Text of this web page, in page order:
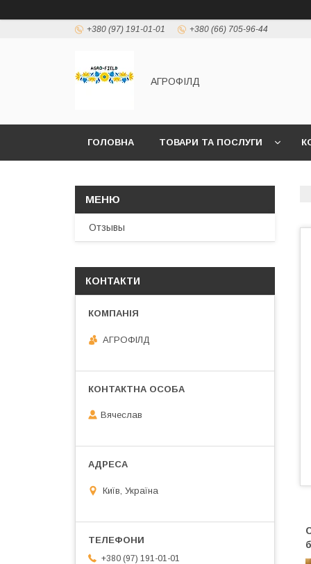
+380 (97) 191-01-01 +380 (66) 705-96-44
АГРОФІЛД
ГОЛОВНА ТОВАРИ ТА ПОСЛУГИ
Отзывы
КОНТАКТИ
АГРОФІЛД
Вячеслав
Київ, Україна
+380 (97) 191-01-01